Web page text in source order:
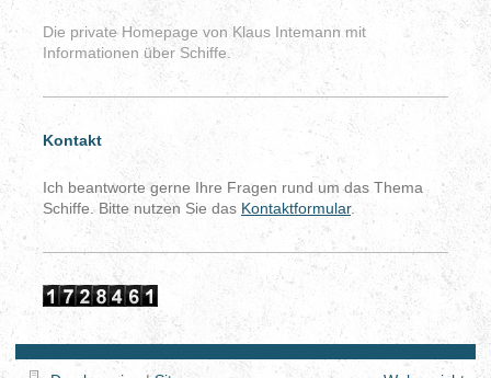
Die private Homepage von Klaus Intemann mit
Informationen über Schiffe.
Kontakt
Ich beantworte gerne Ihre Fragen rund um das Thema
Schiffe. Bitte nutzen Sie das Kontaktformular.